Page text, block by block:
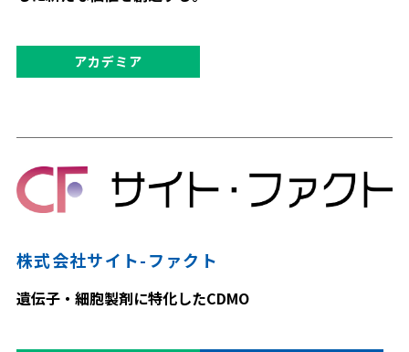
アカデミア
株式会社サイト-ファクト
遺伝子・細胞製剤に特化したCDMO